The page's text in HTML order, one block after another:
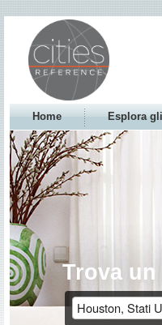
Home
Esplora
Trova